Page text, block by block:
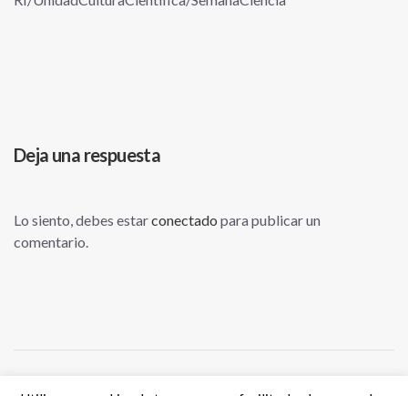
Deja una respuesta
Lo siento, debes estarconectado para publicar un
comentario.